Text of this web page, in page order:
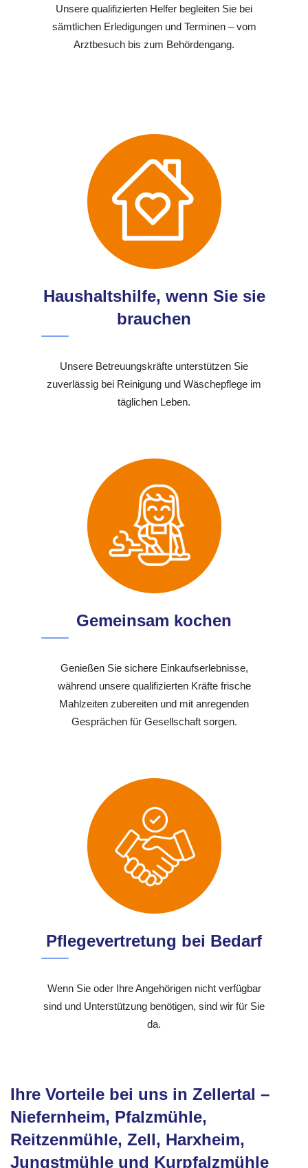
Unsere qualifizierten Helfer begleiten Sie bei
sämtlichen Erledigungen und Terminen – vom
Arztbesuch bis zum Behördengang.
Haushaltshilfe, wenn Sie sie
brauchen
Unsere Betreuungskräfte unterstützen Sie
zuverlässig bei Reinigung und Wäschepflege im
täglichen Leben.
Gemeinsam kochen
Genießen Sie sichere Einkaufserlebnisse,
während unsere qualifizierten Kräfte frische
Mahlzeiten zubereiten und mit anregenden
Gesprächen für Gesellschaft sorgen.
Pflegevertretung bei Bedarf
Wenn Sie oder Ihre Angehörigen nicht verfügbar
sind und Unterstützung benötigen, sind wir für Sie
da.
Ihre Vorteile bei uns in Zellertal –
Niefernheim, Pfalzmühle,
Reitzenmühle, Zell, Harxheim,
Jungstmühle und Kurpfalzmühle